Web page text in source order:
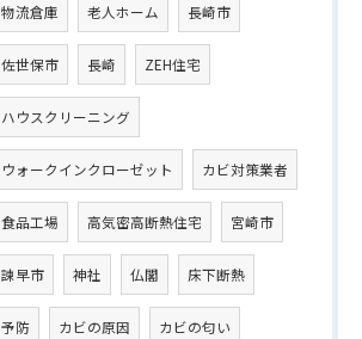
物流倉庫 老人ホーム 長崎市
佐世保市 長崎 ZEH住宅
ハウスクリーニング
ウォークインクローゼット カビ対策業者
食品工場 高気密高断熱住宅 宮崎市
諫早市 神社 仏閣 床下断熱
予防 カビの原因 カビの匂い